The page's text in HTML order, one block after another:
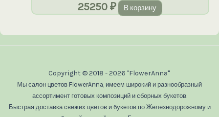
25250₽ В корзину
Copyright © 2018 - 2026 "FlowerAnna"
Мы салон цветов FlowerAnna, имеем широкий и разнообразный
ассортимент готовых композиций и сборных букетов.
Быстрая доставка свежих цветов и букетов по Железнодорожному и